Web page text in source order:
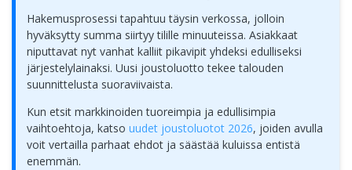
Hakemusprosessi tapahtuu täysin verkossa, jolloin
hyväksytty summa siirtyy tilille minuuteissa. Asiakkaat
niputtavat nyt vanhat kalliit pikavipit yhdeksi edulliseksi
järjestelylainaksi. Uusi joustoluotto tekee talouden
suunnittelusta suoraviivaista.
Kun etsit markkinoiden tuoreimpia ja edullisimpia
vaihtoehtoja, katso uudet joustoluotot 2026, joiden avulla
voit vertailla parhaat ehdot ja säästää kuluissa entistä
enemmän.